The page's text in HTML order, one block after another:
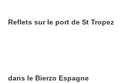
Reflets sur le port de St Tropez
dans le Bierzo Espagne